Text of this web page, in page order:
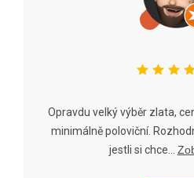
Opravdu velký výběr zlata,
minimálně poloviční.
jestli si chce...